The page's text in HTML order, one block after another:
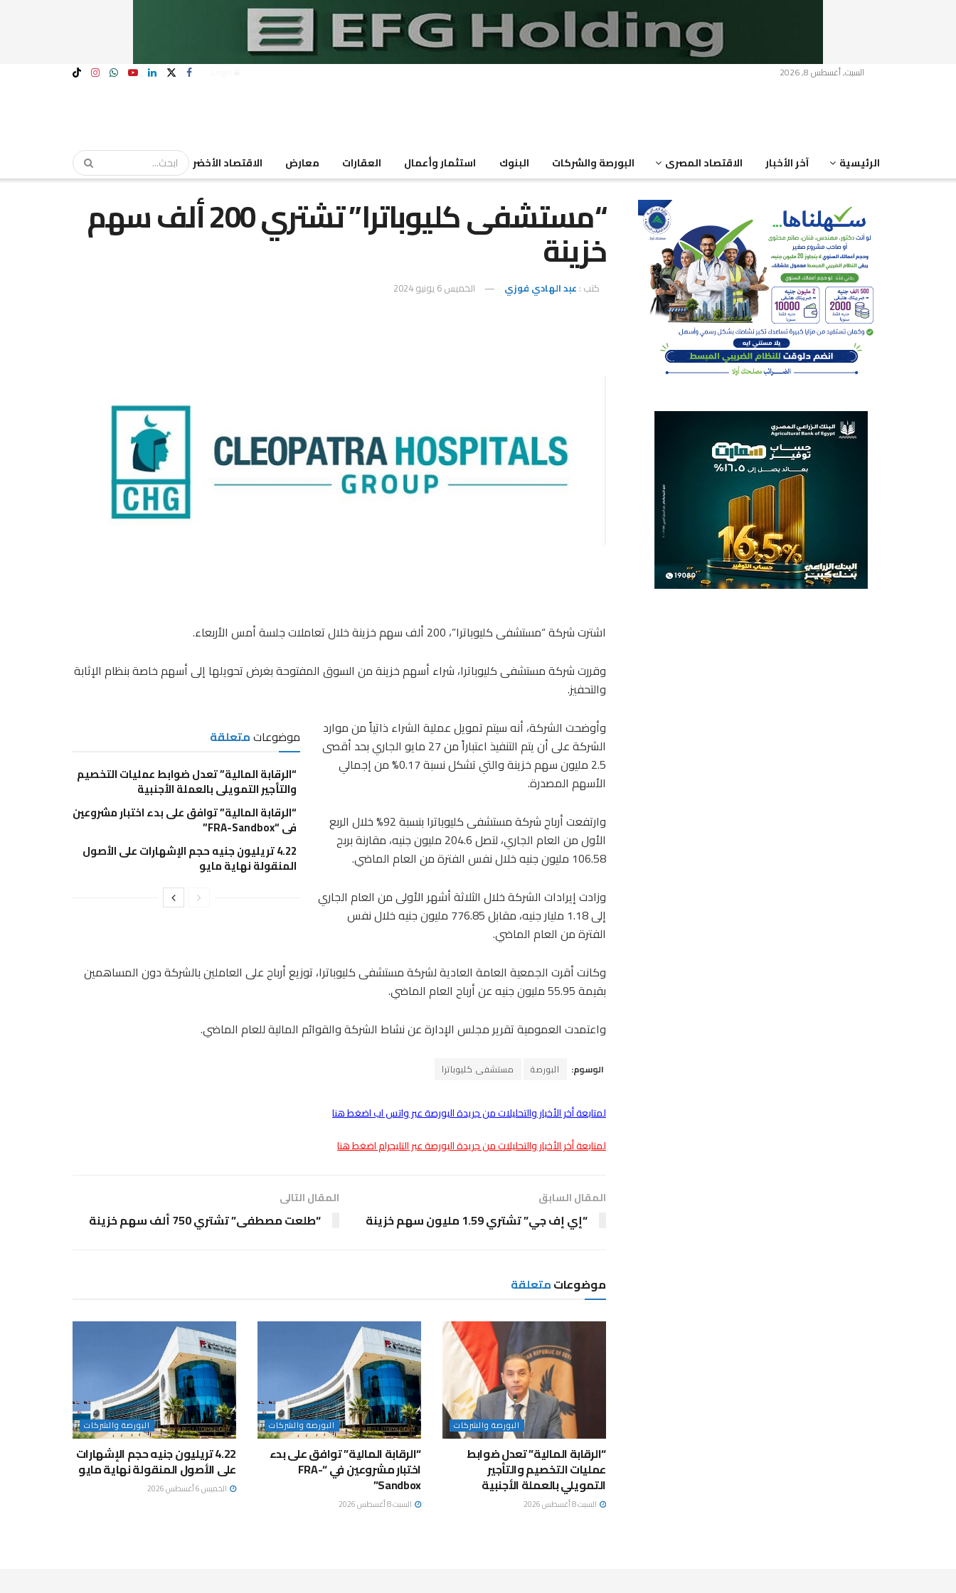
السبت, أغسطس 8, 2026
الرئيسية آخر الأخبار الاقتصاد المصرى البورصة والشركات البنوك استثمار وأعمال العقارات معارض الاقتصاد الأخضر
“مستشفى كليوباترا” تشتري 200 ألف سهم
خزينة
كتب : عبد الهادي فوزي الخميس 6 يونيو 2024
اشترت شركة “مستشفى كليوباترا”، 200 ألف سهم خزينة خلال تعاملات جلسة أمس الأربعاء.
وقررت شركة مستشفى كليوباترا، شراء أسهم خزينة من السوق المفتوحة بغرض تحويلها إلى أسهم خاصة بنظام الإثابة
والتحفيز.
موضوعاتمتعلقة
“الرقابة المالية” تعدل ضوابط عمليات التخصيم
والتأجير التمويلي بالعملة الأجنبية
“الرقابة المالية” توافق على بدء اختبار مشروعين
في “FRA-Sandbox”
4.22 تريليون جنيه حجم الإشهارات على الأصول
المنقولة نهاية مايو
وأوضحت الشركة، أنه سيتم تمويل عملية الشراء ذاتياً من موارد
الشركة على أن يتم التنفيذ اعتباراً من 27 مايو الجاري بحد أقصى
2.5 مليون سهم خزينة والتي تشكل نسبة 0.17% من إجمالي
الأسهم المصدرة.
وارتفعت أرباح شركة مستشفى كليوباترا بنسبة 92% خلال الربع
الأول من العام الجاري، لتصل 204.6 مليون جنيه، مقارنة بربح
106.58 مليون جنيه خلال نفس الفترة من العام الماضي.
وزادت إيرادات الشركة خلال الثلاثة أشهر الأولى من العام الجاري
إلى 1.18 مليار جنيه، مقابل 776.85 مليون جنيه خلال نفس
الفترة من العام الماضي.
وكانت أقرت الجمعية العامة العادية لشركة مستشفى كليوباترا، توزيع أرباح على العاملين بالشركة دون المساهمين
بقيمة 55.95 مليون جنيه عن أرباح العام الماضي.
واعتمدت العمومية تقرير مجلس الإدارة عن نشاط الشركة والقوائم المالية للعام الماضي.
الوسوم: البورصة مستشفى كليوباترا
لمتابعة أخر الأخبار والتحليلات من جريدة البورصة عبر واتس اب اضغط هنا
لمتابعة أخر الأخبار والتحليلات من جريدة البورصة عبر التليجرام اضغط هنا
المقال السابق
“إي إف جي” تشتري 1.59 مليون سهم خزينة
المقال التالى
“طلعت مصطفى” تشتري 750 ألف سهم خزينة
موضوعاتمتعلقة
البورصة والشركات
“الرقابة المالية” تعدل ضوابط
عمليات التخصيم والتأجير
التمويلي بالعملة الأجنبية
السبت 8 أغسطس 2026
البورصة والشركات
“الرقابة المالية” توافق على بدء
اختبار مشروعين في “FRA-
Sandbox”
السبت 8 أغسطس 2026
البورصة والشركات
4.22 تريليون جنيه حجم الإشهارات
على الأصول المنقولة نهاية مايو
الخميس 6 أغسطس 2026